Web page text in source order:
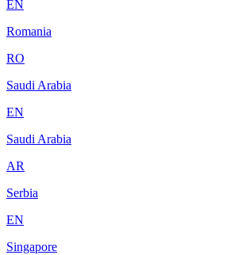
EN
Romania
RO
Saudi Arabia
EN
Saudi Arabia
AR
Serbia
EN
Singapore